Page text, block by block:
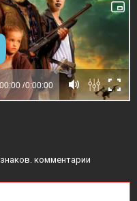
комментарии